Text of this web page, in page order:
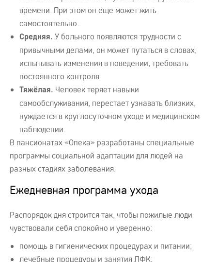
времени. При этом он еще может жить
самостоятельно.
Средняя. У больного появляются трудности с
привычными делами, он может путаться в словах,
испытывать изменения в поведении, требовать
постоянного контроля.
Тяжёлая. Человек теряет навыки
самообслуживания, перестает узнавать близких,
нуждается в круглосуточном уходе и медицинском
наблюдении.
В пансионатах «Опека» разработаны специальные
программы социальной адаптации для людей на
разных стадиях заболевания.
Ежедневная программа ухода
Распорядок дня строится так, чтобы пожилые люди
чувствовали себя спокойно и уверенно:
помощь в гигиенических процедурах и питании;
лечебные процедуры и занятия ЛФК;